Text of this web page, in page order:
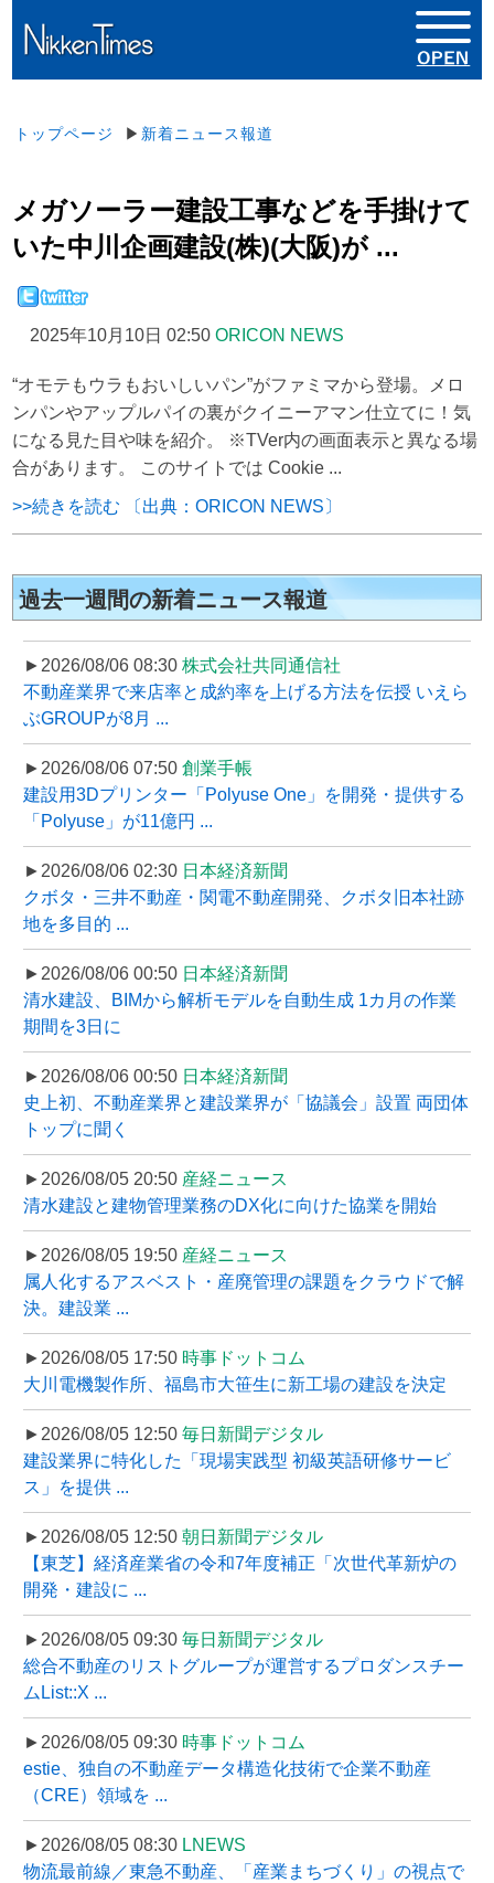
トップページ ▶ 新着ニュース報道
メガソーラー建設工事などを手掛けて
いた中川企画建設(株)(大阪)が ...
2025年10月10日 02:50 ORICON NEWS
“オモテもウラもおいしいパン”がファミマから登場。メロ
ンパンやアップルパイの裏がクイニーアマン仕立てに！気
になる見た目や味を紹介。 ※TVer内の画面表示と異なる場
合があります。 このサイトでは Cookie ...
>>続きを読む 〔出典：ORICON NEWS〕
過去一週間の新着ニュース報道
►2026/08/06 08:30 株式会社共同通信社
不動産業界で来店率と成約率を上げる方法を伝授 いえら
ぶGROUPが8月 ...
►2026/08/06 07:50 創業手帳
建設用3Dプリンター「Polyuse One」を開発・提供する
「Polyuse」が11億円 ...
►2026/08/06 02:30 日本経済新聞
クボタ・三井不動産・関電不動産開発、クボタ旧本社跡
地を多目的 ...
►2026/08/06 00:50 日本経済新聞
清水建設、BIMから解析モデルを自動生成 1カ月の作業
期間を3日に
►2026/08/06 00:50 日本経済新聞
史上初、不動産業界と建設業界が「協議会」設置 両団体
トップに聞く
►2026/08/05 20:50 産経ニュース
清水建設と建物管理業務のDX化に向けた協業を開始
►2026/08/05 19:50 産経ニュース
属人化するアスベスト・産廃管理の課題をクラウドで解
決。建設業 ...
►2026/08/05 17:50 時事ドットコム
大川電機製作所、福島市大笹生に新工場の建設を決定
►2026/08/05 12:50 毎日新聞デジタル
建設業界に特化した「現場実践型 初級英語研修サービ
ス」を提供 ...
►2026/08/05 12:50 朝日新聞デジタル
【東芝】経済産業省の令和7年度補正「次世代革新炉の
開発・建設に ...
►2026/08/05 09:30 毎日新聞デジタル
総合不動産のリストグループが運営するプロダンスチー
ムList::X ...
►2026/08/05 09:30 時事ドットコム
estie、独自の不動産データ構造化技術で企業不動産
（CRE）領域を ...
►2026/08/05 08:30 LNEWS
物流最前線／東急不動産、「産業まちづくり」の視点で